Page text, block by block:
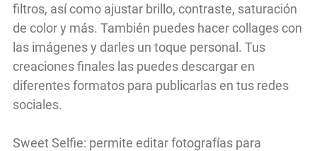
filtros, así como ajustar brillo, contraste, saturación
de color y más. También puedes hacer collages con
las imágenes y darles un toque personal. Tus
creaciones finales las puedes descargar en
diferentes formatos para publicarlas en tus redes
sociales.
Sweet Selfie: permite editar fotografías para